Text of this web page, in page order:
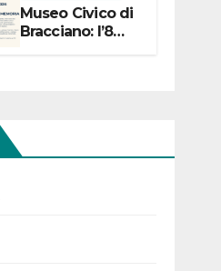
Museo Civico di
Bracciano: l’8